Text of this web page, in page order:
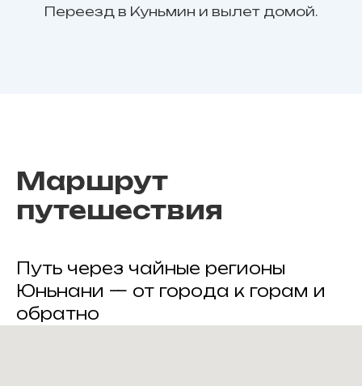
Переезд в Куньмин и вылет домой.
Маршрут
путешествия
Путь через чайные регионы
Юньнани — от города к горам и
обратно